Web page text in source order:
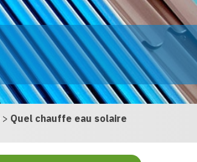
> Quel chauffe eau solaire